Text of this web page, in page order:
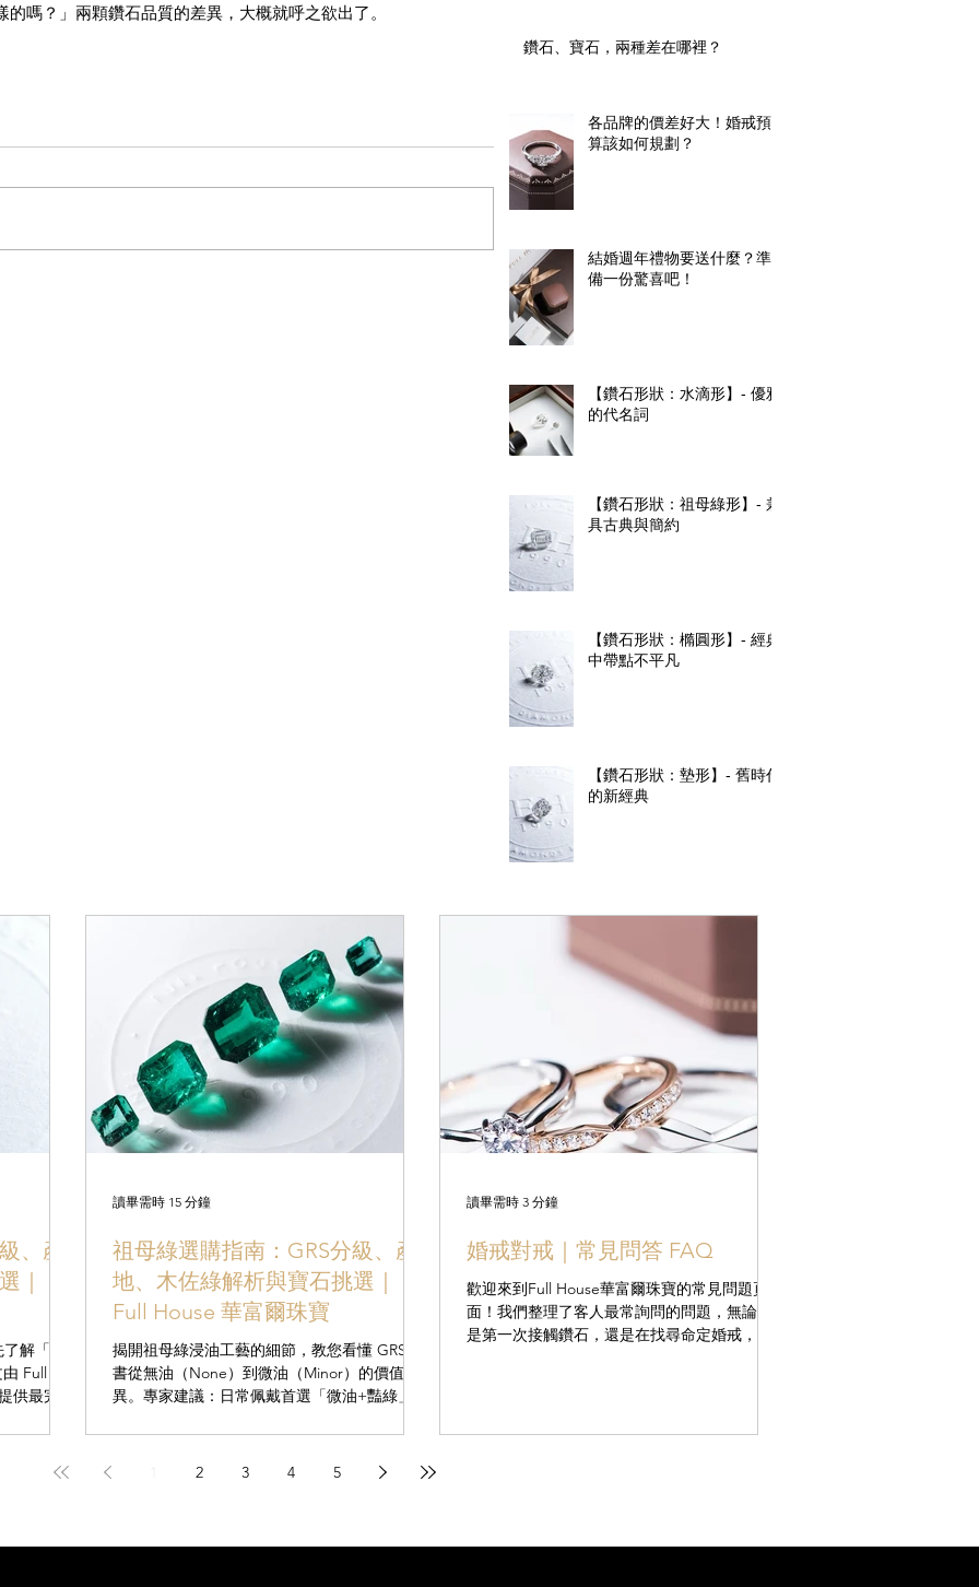
嗎？」兩顆鑽石品質的差異，大概就呼之欲出了。
鑽石、寶石，兩種差在哪裡？
各品牌的價差好大！婚戒預
算該如何規劃？
結婚週年禮物要送什麼？準
備一份驚喜吧！
【鑽石形狀：水滴形】- 優雅
的代名詞
【鑽石形狀：祖母綠形】- 兼
具古典與簡約
【鑽石形狀：橢圓形】- 經典
中帶點不平凡
【鑽石形狀：墊形】- 舊時代
的新經典
、產
｜
解「皇
Full
供最完整
有燒」
爾到斯里
祖母綠選購指南：GRS分級、產
地、木佐綠解析與寶石挑選｜
Full House 華富爾珠寶
揭開祖母綠浸油工藝的細節，教您看懂 GRS 證
書從無油（None）到微油（Minor）的價值差
異。專家建議：日常佩戴首選「微油+豔綠」，
選 3 大標準與保養 3 大禁忌，讓您的祖母綠常
讀畢需時 15 分鐘
婚戒對戒｜常見問答 FAQ
歡迎來到Full House華富爾珠寶的常見問題頁
面！我們整理了客人最常詢問的問題，無論您
是第一次接觸鑽石，還是在找尋命定婚戒，都
讀畢需時 3 分鐘
2 3 4 5